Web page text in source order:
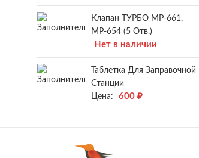
Клапан ТУРБО МР-661,
МР-654 (5 Отв.)
Нет в наличии
Таблетка Для Заправочной
Станции
Цена:
600 ₽